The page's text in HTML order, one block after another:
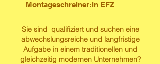
Montageschreiner:in EFZ
Sie sind qualifiziert und suchen eine
abwechslungsreiche und langfristige
Aufgabe in einem traditionellen und
gleichzeitig modernen Unternehmen?